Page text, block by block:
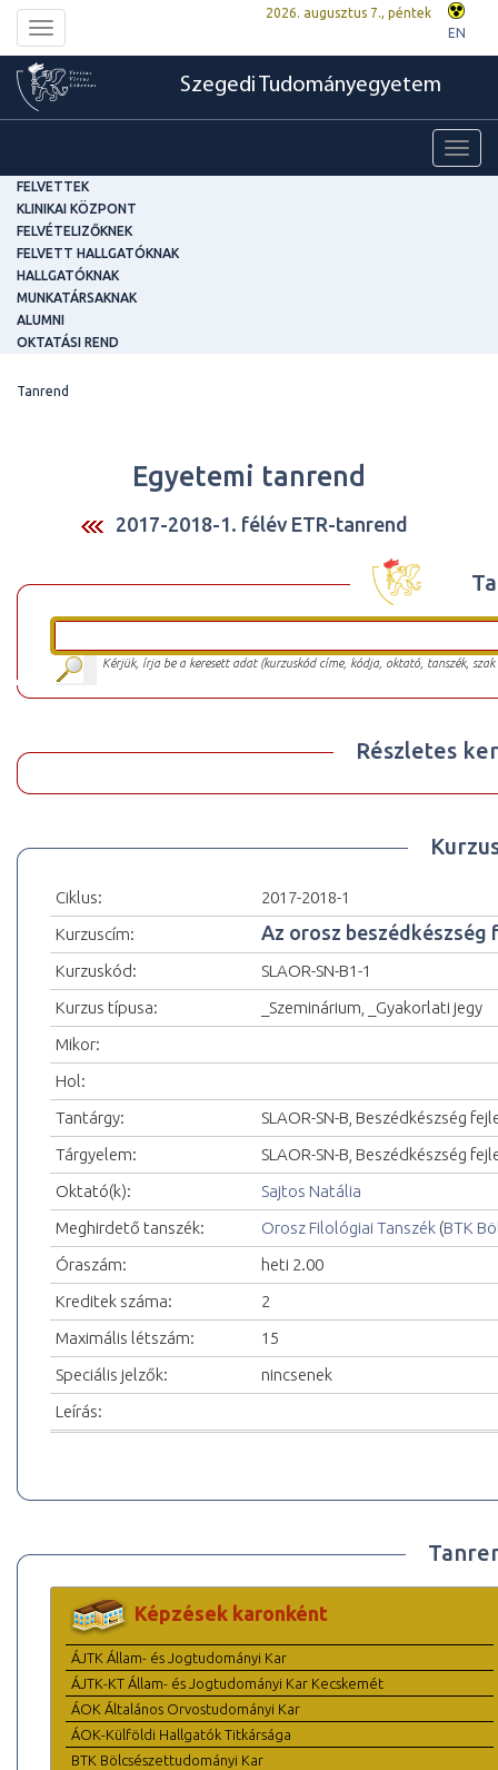
Toggle
navigation
2026. augusztus 7., péntek
EN
Szegedi Tudományegyetem
FELVETTEK
KLINIKAI KÖZPONT
FELVÉTELIZŐKNEK
FELVETT HALLGATÓKNAK
HALLGATÓKNAK
MUNKATÁRSAKNAK
ALUMNI
OKTATÁSI REND
Tanrend
Egyetemi tanrend
2017-2018-1. félév ETR-tanrend
Kérjük, írja be a keresett adat (kurzuskód címe, kódja, oktató, tanszék,
Részletes
Ciklus:
2017-2018-1
Kurzuscím:
Az orosz beszédkészség
Kurzuskód:
SLAOR-SN-B1-1
Kurzus típusa:
_Szeminárium, _Gyakorlati jegy
Mikor:
Hol:
Tantárgy:
SLAOR-SN-B, Beszédkészség
Tárgyelem:
SLAOR-SN-B, Beszédkészség
Oktató(k):
Sajtos Natália
Meghirdető tanszék:
Orosz Filológiai Tanszék (BTK
Óraszám:
heti 2.00
Kreditek száma:
2
Maximális létszám:
15
Speciális jelzők:
nincsenek
Leírás:
Képzések karonként
ÁJTK Állam- és Jogtudományi Kar
ÁJTK-KT Állam- és Jogtudományi Kar Kecskemét
ÁOK Általános Orvostudományi Kar
ÁOK-Külföldi Hallgatók Titkársága
BTK Bölcsészettudományi Kar